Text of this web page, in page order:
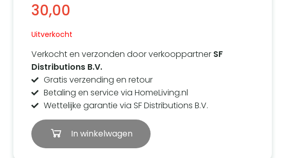
30,00
Uitverkocht
Verkocht en verzonden door verkooppartner SF
Distributions B.V.
Gratis verzending en retour
Betaling en service via HomeLiving.nl
Wettelijke garantie via SF Distributions B.V.
In winkelwagen